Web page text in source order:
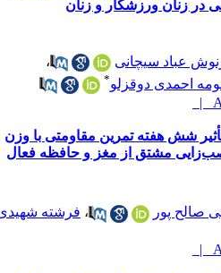
زنان ورزشکار و زنان
عباد سیچانی
،
احمدی دوقزلو *
شش هفته تمرین مقاومتی با وزن
مشتق از مغز و حافظه فعال
صالح پور ،فرشته شهیدی